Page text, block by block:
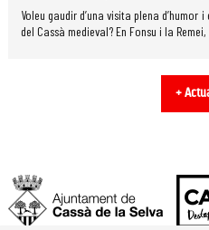
Voleu gaudir d’una visita plena
del Cassà medieval? En Fonsu i la Remei,
+